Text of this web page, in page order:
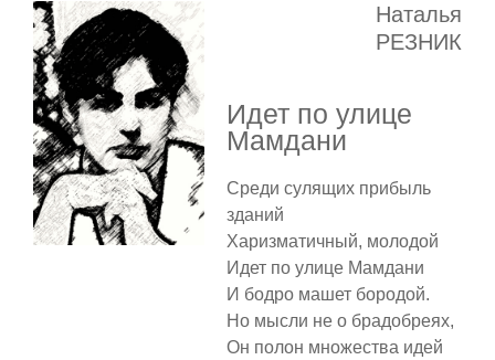
Наталья
РЕЗНИК
Идет по улице
Мамдани
Среди сулящих прибыль
зданий
Харизматичный, молодой
Идет по улице Мамдани
И бодро машет бородой.
Но мысли не о брадобреях,
Он полон множества идей